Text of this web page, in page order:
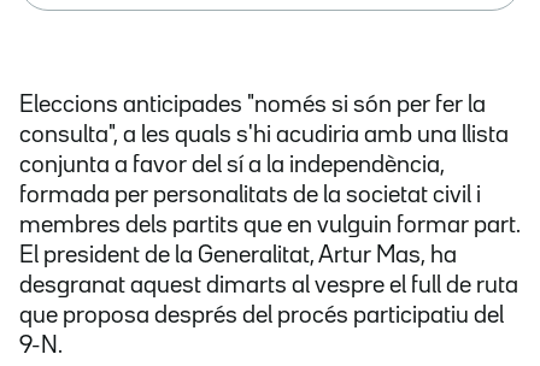
Eleccions anticipades "només si són per fer la
consulta", a les quals s'hi acudiria amb una llista
conjunta a favor del sí a la independència,
formada per personalitats de la societat civil i
membres dels partits que en vulguin formar part.
El president de la Generalitat, Artur Mas, ha
desgranat aquest dimarts al vespre el full de ruta
que proposa després del procés participatiu del
9-N.